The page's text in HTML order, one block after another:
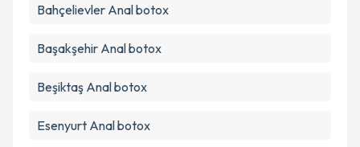
Bahçelievler Anal botox
Başakşehir Anal botox
Beşiktaş Anal botox
Esenyurt Anal botox